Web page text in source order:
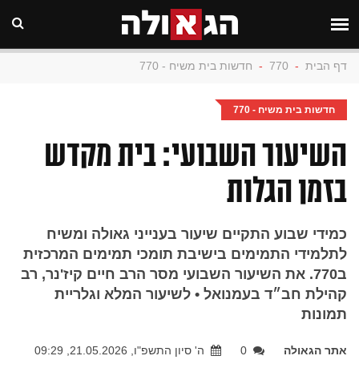
דף הבית -
770
- חדשות בית משיח - 770
חדשות בית משיח - 770
השיעור השבועי: בית מקדש
בזמן הגלות
כמידי שבוע התקיים שיעור בענייני גאולה ומשיח
לתלמידי התמימים בישיבת תומכי תמימים המרכזית
ב770. את השיעור השבועי מסר הרב חיים קיז'נר, רב
קהילת חב״ד בעמנואל • לשיעור המלא וגלריית
תמונות
אתר הגאולה 0 ה' סיון התשפ"ו, 21.05.2026, 09:29